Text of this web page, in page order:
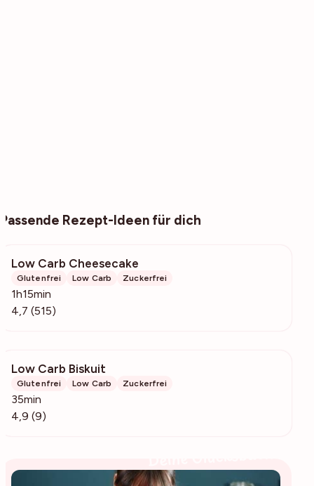
Passende Rezept-Ideen für dich
Low Carb Cheesecake
Glutenfrei Low Carb Zuckerfrei
1h15min
4,7 (515)
Low Carb Biskuit
Glutenfrei Low Carb Zuckerfrei
35min
4,9 (9)